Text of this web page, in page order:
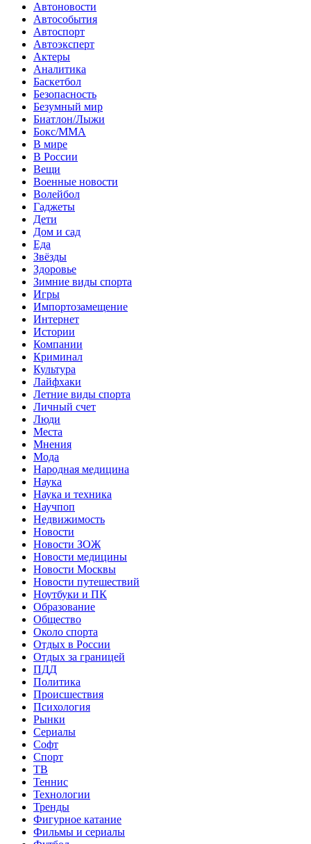
Автоновости
Автособытия
Автоспорт
Автоэксперт
Актеры
Аналитика
Баскетбол
Безопасность
Безумный мир
Биатлон/Лыжи
Бокс/MMA
В мире
В России
Вещи
Военные новости
Волейбол
Гаджеты
Дети
Дом и сад
Еда
Звёзды
Здоровье
Зимние виды спорта
Игры
Импортозамещение
Интернет
Истории
Компании
Криминал
Культура
Лайфхаки
Летние виды спорта
Личный счет
Люди
Места
Мнения
Мода
Народная медицина
Наука
Наука и техника
Научпоп
Недвижимость
Новости
Новости ЗОЖ
Новости медицины
Новости Москвы
Новости путешествий
Ноутбуки и ПК
Образование
Общество
Около спорта
Отдых в России
Отдых за границей
ПДД
Политика
Происшествия
Психология
Рынки
Сериалы
Софт
Спорт
ТВ
Теннис
Технологии
Тренды
Фигурное катание
Фильмы и сериалы